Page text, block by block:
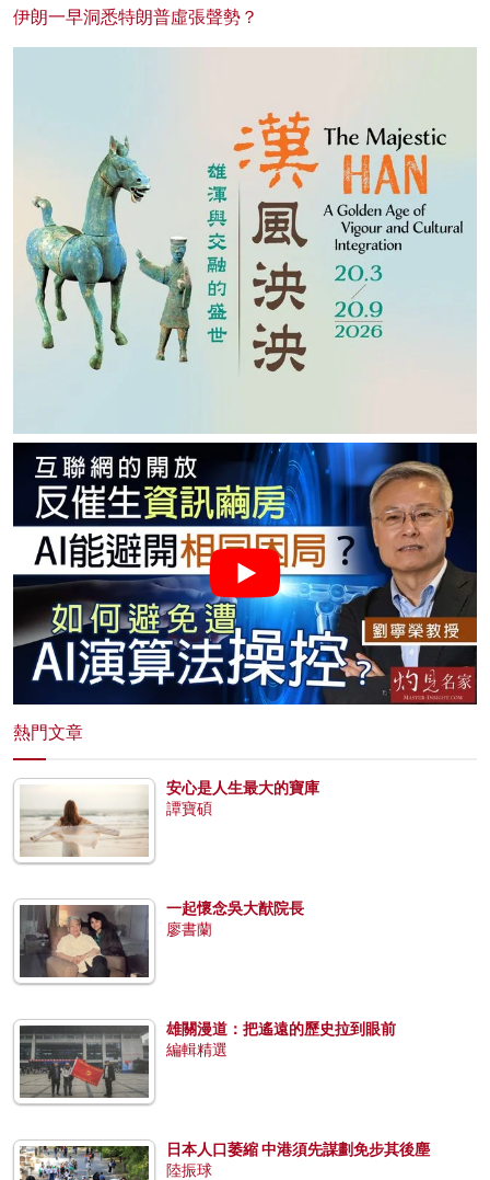
伊朗一早洞悉特朗普虛張聲勢？
熱門文章
安心是人生最大的寶庫
譚寶碩
一起懷念吳大猷院長
廖書蘭
雄關漫道：把遙遠的歷史拉到眼前
編輯精選
日本人口萎縮 中港須先謀劃免步其後塵
陸振球